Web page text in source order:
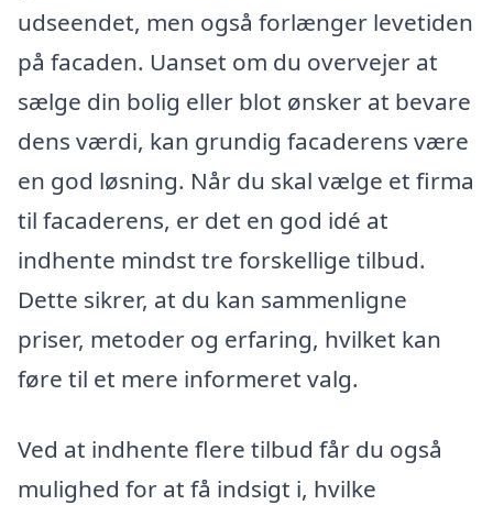
udseendet, men også forlænger levetiden
på facaden. Uanset om du overvejer at
sælge din bolig eller blot ønsker at bevare
dens værdi, kan grundig facaderens være
en god løsning. Når du skal vælge et firma
til facaderens, er det en god idé at
indhente mindst tre forskellige tilbud.
Dette sikrer, at du kan sammenligne
priser, metoder og erfaring, hvilket kan
føre til et mere informeret valg.
Ved at indhente flere tilbud får du også
mulighed for at få indsigt i, hvilke